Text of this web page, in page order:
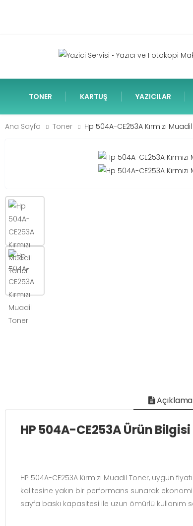
TONER KARTUŞ YAZICILAR
Ana Sayfa Toner Hp 504A-CE253A Kırmızı
Açıklama
HP 504A-CE253A Ürün Bilgisi
HP 504A-CE253A Kırmızı Muadil Toner, uygun
kalitesine yakın bir performans sunarak
sayfa baskı kapasitesi ile uzun ömürlü kullanım